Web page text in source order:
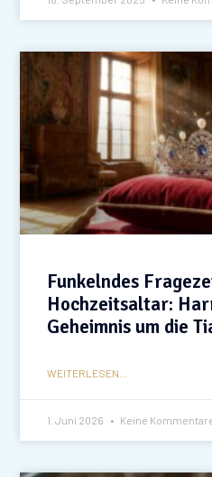
Funkelndes
Hochzeitsaltar:
Geheimnis um die
WEITERLESEN...
1. Juni 2026 Keine